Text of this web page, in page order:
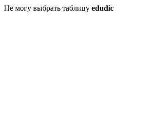
Не могу выбрать таблицу edudic